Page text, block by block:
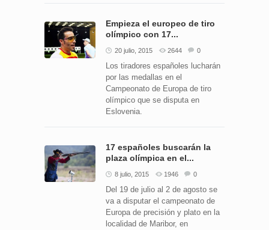
Empieza el europeo de tiro
olímpico con 17...
20 julio, 2015 2644 0
Los tiradores españoles lucharán
por las medallas en el
Campeonato de Europa de tiro
olímpico que se disputa en
Eslovenia.
17 españoles buscarán la
plaza olímpica en el...
8 julio, 2015 1946 0
Del 19 de julio al 2 de agosto se
va a disputar el campeonato de
Europa de precisión y plato en la
localidad de Maribor, en